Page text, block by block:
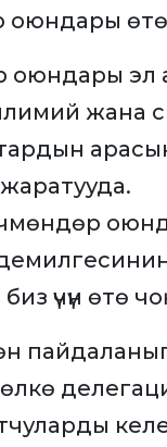
оюндары
оюндары эл
жана
үчүн өтө